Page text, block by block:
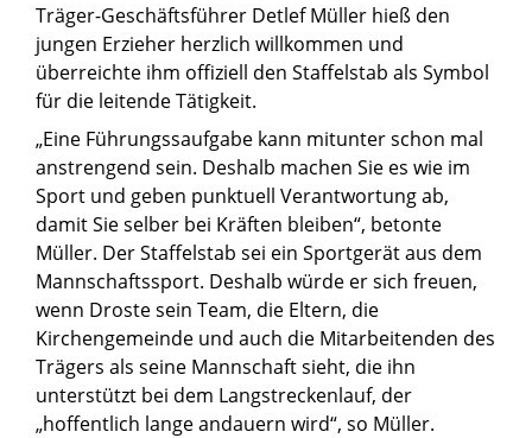
Träger-Geschäftsführer Detlef Müller hieß den
jungen Erzieher herzlich willkommen und
überreichte ihm offiziell den Staffelstab als Symbol
für die leitende Tätigkeit.
„Eine Führungssaufgabe kann mitunter schon mal
anstrengend sein. Deshalb machen Sie es wie im
Sport und geben punktuell Verantwortung ab,
damit Sie selber bei Kräften bleiben“, betonte
Müller. Der Staffelstab sei ein Sportgerät aus dem
Mannschaftssport. Deshalb würde er sich freuen,
wenn Droste sein Team, die Eltern, die
Kirchengemeinde und auch die Mitarbeitenden des
Trägers als seine Mannschaft sieht, die ihn
unterstützt bei dem Langstreckenlauf, der
„hoffentlich lange andauern wird“, so Müller.